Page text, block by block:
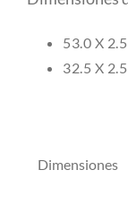
53.0 X
32.5 X
Dimensiones